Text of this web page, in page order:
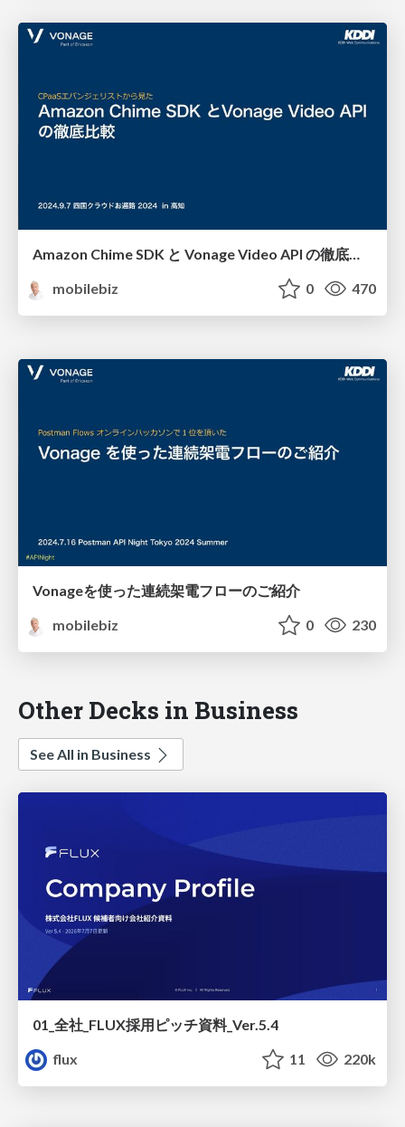
Amazon Chime SDK と Vonage Video API の徹底比較
mobilebiz
0 470
Vonageを使った連続架電フローのご紹介
mobilebiz
0 230
Other Decks in Business
See All in Business
01_全社_FLUX採用ピッチ資料_Ver.5.4
flux
11 220k